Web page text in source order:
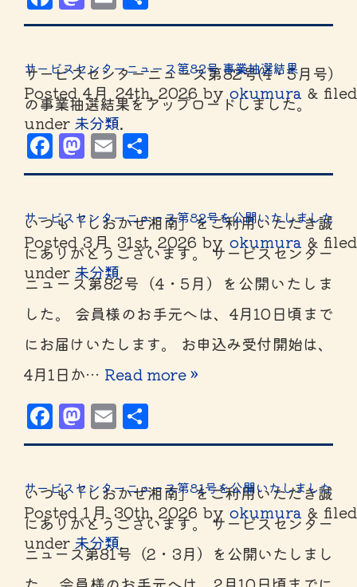
有
サービスセンターニュース第82号 事業抽選結果
Posted4月 24th, 2026 by okumura & filed
under 未分類.
サービスセンターニュース第82号(4・5月号)
の事業抽選結果をアップロードしました。
Facebook
Mastodon
Email
有
サービスセンターニュース第82号を公開いたしました
Posted3月 31st, 2026 by okumura &filed
under 未分類.
いつも「しおかぜ湘南」をご利用いただき誠
にありがとうございます。 サービスセンター
ニュース第82号（4・5月）を公開いたしま
した。 会員様のお手元へは、4月10日頃まで
にお届けいたします。 お申込み受付開始は、
4月1日か… Read more »
Facebook
Mastodon
Email
有
サービスセンターニュース第81号を公開いたしました
Posted1月 30th, 2026 by okumura & filed
under 未分類.
いつも「しおかぜ湘南」をご利用いただき誠
にありがとうございます。 サービスセンター
ニュース第81号（2・3月）を公開いたしまし